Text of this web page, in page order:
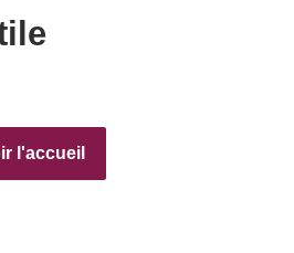
l'accueil